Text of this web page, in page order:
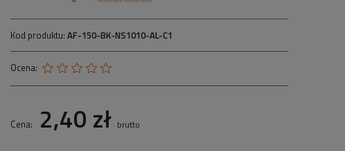
Kod produktu: AF-150-BK-NS1010-AL-C1
Ocena:
Cena: 2,40 zł brutto